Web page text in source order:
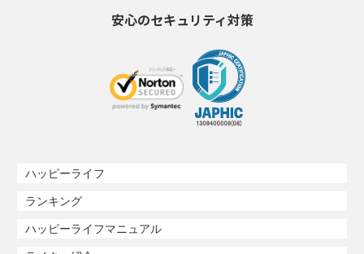
安心のセキュリティ対策
ハッピーライフ
ランキング
ハッピーライフマニュアル